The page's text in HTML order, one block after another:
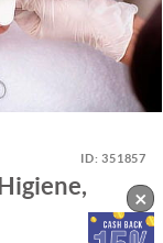
ID:351857
×